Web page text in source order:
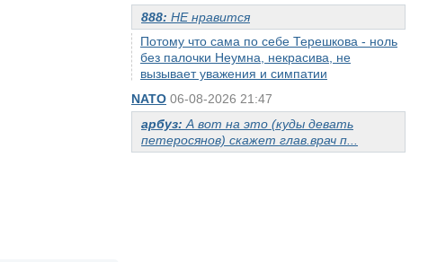
888: НЕ нравится
Потому что сама по себе Терешкова - ноль
без палочки Неумна, некрасива, не
вызывает уважения и симпатии
NATO 06-08-2026 21:47
арбуз: А вот на это (куды девать
петеросянов) скажет глав.врач п...